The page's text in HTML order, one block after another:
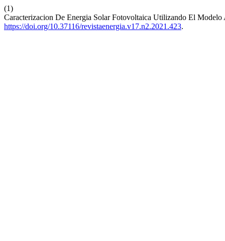
(1)
Caracterizacion De Energia Solar Fotovoltaica Utilizando El
https://doi.org/10.37116/revistaenergia.v17.n2.2021.423.